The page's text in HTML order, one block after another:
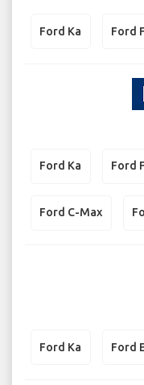
Ford Ka Ford
Ford Ka Ford
Ford C-Max
Ford Ka Ford